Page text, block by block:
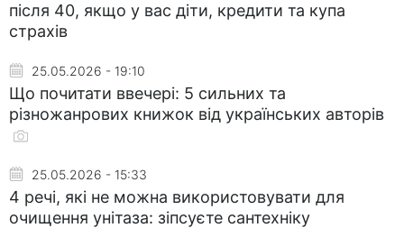
після 40, якщо у вас діти, кредити та купа
страхів
25.05.2026 - 19:10
Що почитати ввечері: 5 сильних та
різножанрових книжок від українських авторів
25.05.2026 - 15:33
4 речі, які не можна використовувати для
очищення унітаза: зіпсуєте сантехніку